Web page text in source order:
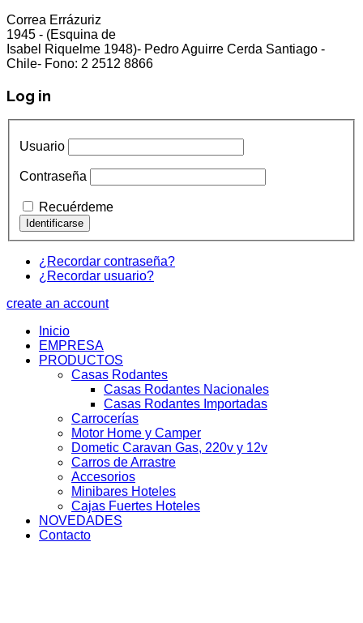
Correa Errázuriz
1945 - (Esquina de
Isabel Riquelme 1948)- Pedro Aguirre Cerda Santiago -
Chile- Fono: 2 2512 8866
Log in
Usuario
Contraseña
Recuérdeme
¿Recordar contraseña?
¿Recordar usuario?
create an account
Inicio
EMPRESA
PRODUCTOS
Casas Rodantes
Casas Rodantes Nacionales
Casas Rodantes Importadas
Carrocerías
Motor Home y Camper
Dometic Caravan Gas, 220v y 12v
Carros de Arrastre
Accesorios
Minibares Hoteles
Cajas Fuertes Hoteles
NOVEDADES
Contacto